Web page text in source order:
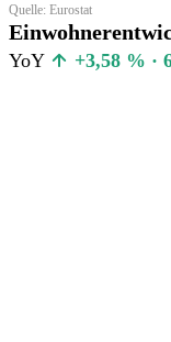
Quelle: Eurostat
YoY +3,58 % ·